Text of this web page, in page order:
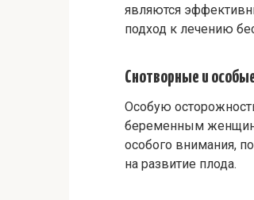
являются
подход к лечению
Снотворные и
Особую
беременным
особого внимания,
на развитие плода.